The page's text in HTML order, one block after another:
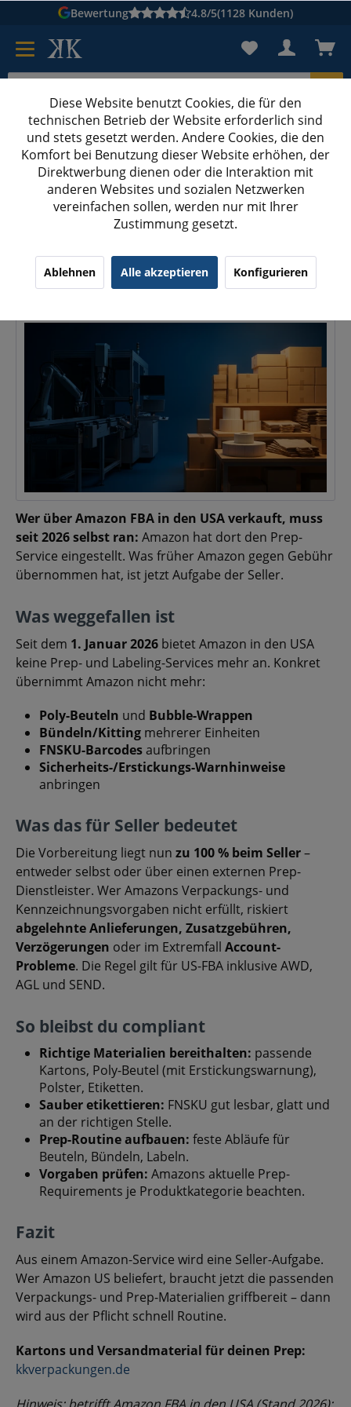
Bewertung 4.8/5(1128 Kunden)
Karton suchen
Kartons bedruckenKartons nach Maß
Amazon US streicht den FBA-Prep-Service: Seit 2026
Amazon US streicht den FBA-Prep-Service:
Seit 2026 bereitest du selbst vor
28.06.26 01:35 0 Kommentare
Wer über Amazon FBA in den USA verkauft, muss
seit 2026 selbst ran: Amazon hat dort den Prep-
Service eingestellt. Was früher Amazon gegen Gebühr
übernommen hat, ist jetzt Aufgabe der Seller.
Was weggefallen ist
Seit dem 1. Januar 2026 bietet Amazon in den USA
keine Prep- und Labeling-Services mehr an. Konkret
übernimmt Amazon nicht mehr:
Poly-Beuteln und Bubble-Wrappen
Bündeln/Kitting mehrerer Einheiten
FNSKU-Barcodesaufbringen
Sicherheits-/Erstickungs-Warnhinweise
anbringen
Was das für Seller bedeutet
Die Vorbereitung liegt nun zu 100 % beim Seller–
entweder selbst oder über einen externen Prep-
Dienstleister. Wer Amazons Verpackungs- und
Kennzeichnungsvorgaben nicht erfüllt, riskiert
abgelehnte Anlieferungen, Zusatzgebühren,
Verzögerungen oder im Extremfall Account-
Probleme. Die Regel gilt für US-FBA inklusive AWD,
AGL und SEND.
So bleibst du compliant
Richtige Materialien bereithalten: passende
Kartons, Poly-Beutel (mit Erstickungswarnung),
Polster, Etiketten.
Sauber etikettieren: FNSKU gut lesbar, glatt und
an der richtigen Stelle.
Prep-Routine aufbauen: feste Abläufe für
Beuteln, Bündeln, Labeln.
Vorgaben prüfen: Amazons aktuelle Prep-
Requirements je Produktkategorie beachten.
Fazit
Aus einem Amazon-Service wird eine Seller-Aufgabe.
Wer Amazon US beliefert, braucht jetzt die passenden
Verpackungs- und Prep-Materialien griffbereit – dann
wird aus der Pflicht schnell Routine.
Kartons und Versandmaterial für deinen Prep:
kkverpackungen.de
Hinweis: betrifft Amazon FBA in den USA (Stand 2026);
Diese Website benutzt Cookies, die für den
technischen Betrieb der Website erforderlich sind
und stets gesetzt werden. Andere Cookies, die den
Komfort bei Benutzung dieser Website erhöhen, der
Direktwerbung dienen oder die Interaktion mit
anderen Websites und sozialen Netzwerken
vereinfachen sollen, werden nur mit Ihrer
Zustimmung gesetzt.
Ablehnen Alle akzeptieren Konfigurieren